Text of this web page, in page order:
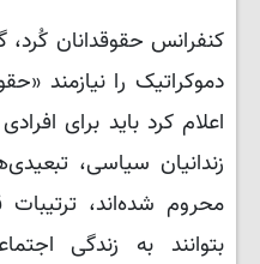
کنفرانس حقوقدانان کُرد،
دموکراتیک را نیازمند
اعلام کرد باید برای
زندانیان سیاسی،
محروم شده‌اند،
بتوانند به زندگی